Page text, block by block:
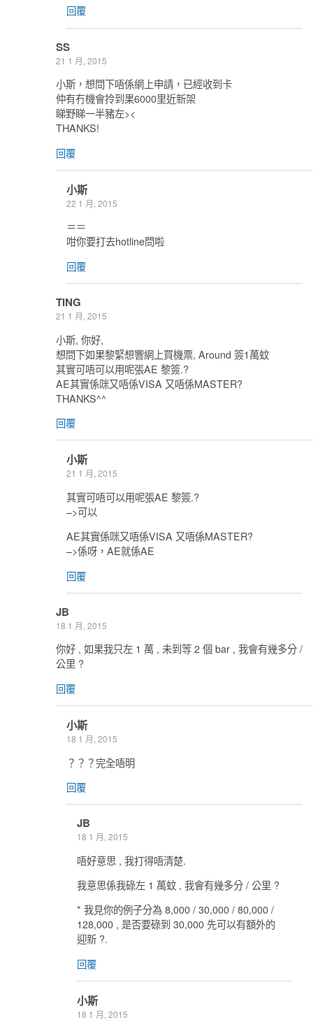
回覆
SS
21 1 月, 2015
小斯，想問下唔係網上申請，已經收到卡
仲有冇機會拎到果6000里近新架
睇野睇一半豬左><
THANKS!
回覆
小斯
22 1 月, 2015
＝＝
咁你要打去hotline問啦
回覆
TING
21 1 月, 2015
小斯, 你好,
想問下如果黎緊想響網上買機票, Around 簽1萬蚊
其實可唔可以用呢張AE 黎簽.?
AE其實係咪又唔係VISA 又唔係MASTER?
THANKS^^
回覆
小斯
21 1 月, 2015
其實可唔可以用呢張AE 黎簽.?
–>可以
AE其實係咪又唔係VISA 又唔係MASTER?
–>係呀，AE就係AE
回覆
JB
18 1 月, 2015
你好 , 如果我只左 1 萬 , 未到等 2 個 bar , 我會有幾多分 /
公里 ?
回覆
小斯
18 1 月, 2015
？？？完全唔明
回覆
JB
18 1 月, 2015
唔好意思 , 我打得唔清楚.
我意思係我碌左 1 萬蚊 , 我會有幾多分 / 公里 ?
* 我見你的例子分為 8,000 / 30,000 / 80,000 /
128,000 , 是否要碌到 30,000 先可以有額外的
迎新 ?.
回覆
小斯
18 1 月, 2015